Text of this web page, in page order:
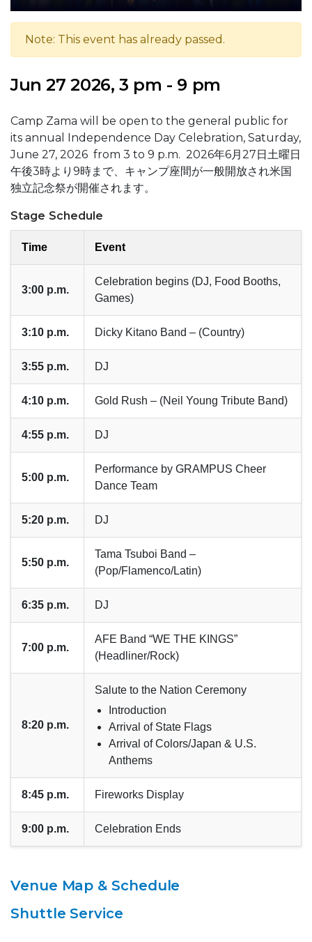
Note: This event has already passed.
Jun 27 2026, 3 pm - 9 pm
Camp Zama will be open to the general public for
its annual Independence Day Celebration, Saturday,
June 27, 2026 from 3 to 9 p.m. 2026年6月27日土曜日
午後3時より9時まで、キャンプ座間が一般開放され米国
独立記念祭が開催されます。
Stage Schedule
Time Event
3:00 p.m.
Celebration begins (DJ, Food Booths,
Games)
3:10 p.m. Dicky Kitano Band – (Country)
3:55 p.m. DJ
4:10 p.m. Gold Rush – (Neil Young Tribute Band)
4:55 p.m. DJ
5:00 p.m.
Performance by GRAMPUS Cheer
Dance Team
5:20 p.m. DJ
5:50 p.m.
Tama Tsuboi Band –
(Pop/Flamenco/Latin)
6:35 p.m. DJ
7:00 p.m.
AFE Band “WE THE KINGS”
(Headliner/Rock)
8:20 p.m.
Salute to the Nation Ceremony
Introduction
Arrival of State Flags
Arrival of Colors/Japan & U.S.
Anthems
8:45 p.m. Fireworks Display
9:00 p.m. Celebration Ends
Venue Map & Schedule
Shuttle Service